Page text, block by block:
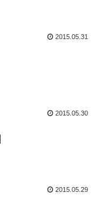
2015.05.31
2015.05.30
2015.05.29